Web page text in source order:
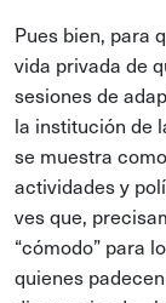
Pues bien, para
vida privada de
sesiones de
la institución de
se muestra
actividades y
ves que,
“cómodo” para
quienes